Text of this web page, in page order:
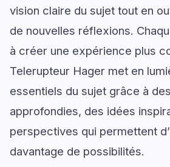
vision claire du sujet tout en
de nouvelles réflexions.
à créer une expérience plus
Telerupteur Hager met en
essentiels du sujet grâce à
approfondies, des idées
perspectives qui permettent
davantage de possibilités.